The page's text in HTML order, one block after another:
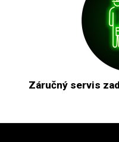
Záručný servis